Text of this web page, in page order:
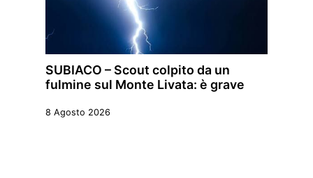
SUBIACO – Scout colpito da un
fulmine sul Monte Livata: è grave
8 Agosto 2026